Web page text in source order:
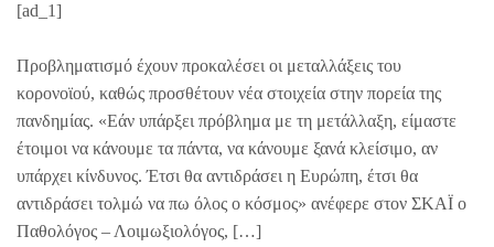
[ad_1]
Προβληματισμό έχουν προκαλέσει οι μεταλλάξεις του
κορονοϊού, καθώς προσθέτουν νέα στοιχεία στην πορεία της
πανδημίας. «Εάν υπάρξει πρόβλημα με τη μετάλλαξη, είμαστε
έτοιμοι να κάνουμε τα πάντα, να κάνουμε ξανά κλείσιμο, αν
υπάρχει κίνδυνος. Έτσι θα αντιδράσει η Ευρώπη, έτσι θα
αντιδράσει τολμώ να πω όλος ο κόσμος» ανέφερε στον ΣΚΑΪ ο
Παθολόγος – Λοιμωξιολόγος, […]